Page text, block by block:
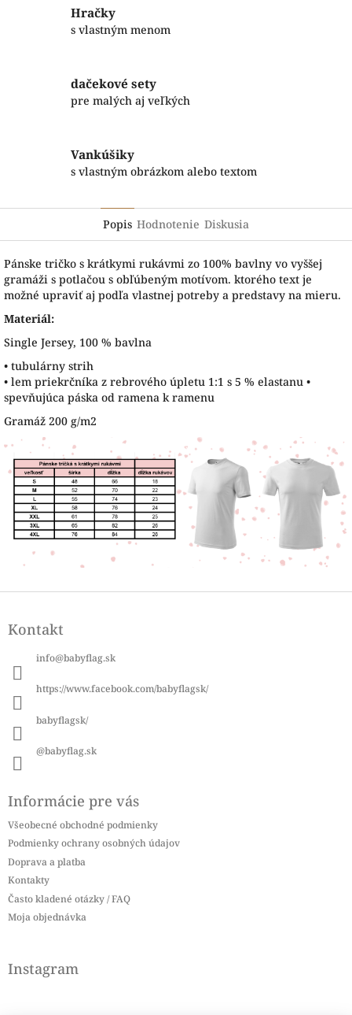
Hračky
s vlastným menom
dačekové sety
pre malých aj veľkých
Vankúšiky
s vlastným obrázkom alebo textom
Popis Hodnotenie Diskusia
Pánske tričko s krátkymi rukávmi zo 100% bavlny vo vyššej
gramáži s potlačou s obľúbeným motívom. ktorého text je
možné upraviť aj podľa vlastnej potreby a predstavy na mieru.
Materiál:
Single Jersey, 100 % bavlna
• tubulárny strih
• lem priekrčníka z rebrového úpletu 1:1 s 5 % elastanu •
spevňujúca páska od ramena k ramenu
Gramáž 200 g/m2
Z
pKontakt
info@babyflag.sk
https://www.facebook.com/babyflagsk/
babyflagsk/
@babyflag.sk
Informácie pre vás
Všeobecné obchodné podmienky
Podmienky ochrany osobných údajov
Doprava a platba
Kontakty
Často kladené otázky / FAQ
Moja objednávka
Instagram